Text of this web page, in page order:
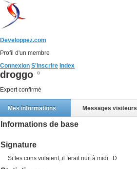
Developpez.com
Profil d'un membre
Connexion S'inscrire Index
droggo
Expert confirmé
Mes informations Messages visiteurs
Informations de base
Signature
Si les cons volaient, il ferait nuit à midi. :D